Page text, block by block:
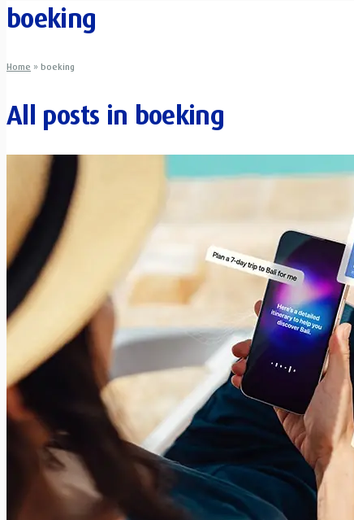
boeking
Home » boeking
All posts in boeking